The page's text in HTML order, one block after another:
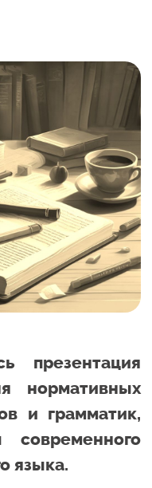
презентация
нормативных
и грамматик,
языка.